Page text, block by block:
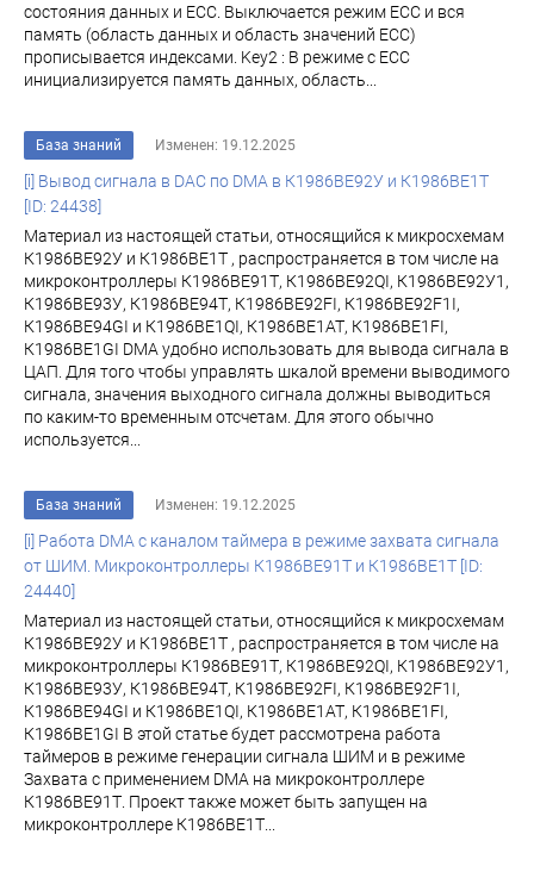
состояния данных и ECC. Выключается режим ECC и вся
память (область данных и область значений ЕСС)
прописывается индексами. Key2 : В режиме с ECC
инициализируется память данных, область...
База знаний Изменен: 19.12.2025
[i] Вывод сигнала в DAC по DMA в К1986ВЕ92У и К1986ВЕ1Т
[ID: 24438]
Материал из настоящей статьи, относящийся к микросхемам
К1986ВЕ92У и К1986ВЕ1Т , распространяется в том числе на
микроконтроллеры К1986ВЕ91Т, К1986ВЕ92QI, К1986ВЕ92У1,
К1986ВЕ93У, К1986ВЕ94Т, К1986ВЕ92FI, К1986ВЕ92F1I,
К1986ВЕ94GI и К1986ВЕ1QI, К1986ВЕ1АТ, К1986ВЕ1FI,
К1986ВЕ1GI DMA удобно использовать для вывода сигнала в
ЦАП. Для того чтобы управлять шкалой времени выводимого
сигнала, значения выходного сигнала должны выводиться
по каким-то временным отсчетам. Для этого обычно
используется...
База знаний Изменен: 19.12.2025
[i] Работа DMA c каналом таймера в режиме захвата сигнала
от ШИМ. Микроконтроллеры К1986ВЕ91Т и К1986ВЕ1Т [ID:
24440]
Материал из настоящей статьи, относящийся к микросхемам
К1986ВЕ92У и К1986ВЕ1Т , распространяется в том числе на
микроконтроллеры К1986ВЕ91Т, К1986ВЕ92QI, К1986ВЕ92У1,
К1986ВЕ93У, К1986ВЕ94Т, К1986ВЕ92FI, К1986ВЕ92F1I,
К1986ВЕ94GI и К1986ВЕ1QI, К1986ВЕ1АТ, К1986ВЕ1FI,
К1986ВЕ1GI В этой статье будет рассмотрена работа
таймеров в режиме генерации сигнала ШИМ и в режиме
Захвата с применением DMA на микроконтроллере
К1986ВЕ91Т. Проект также может быть запущен на
микроконтроллере К1986ВЕ1Т...